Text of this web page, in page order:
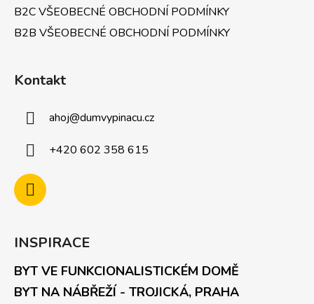
B2C VŠEOBECNÉ OBCHODNÍ PODMÍNKY
B2B VŠEOBECNÉ OBCHODNÍ PODMÍNKY
Kontakt
ahoj@dumvypinacu.cz
+420 602 358 615
INSPIRACE
BYT VE FUNKCIONALISTICKÉM DOMĚ
BYT NA NÁBŘEŽÍ - TROJICKÁ, PRAHA